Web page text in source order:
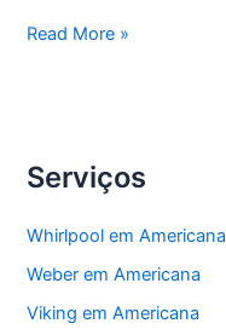
Americana
Read More »
Serviços
Whirlpool em Americana
Weber em Americana
Viking em Americana